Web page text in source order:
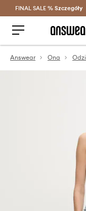
FINAL SALE % Szczegóły
Answear Ona